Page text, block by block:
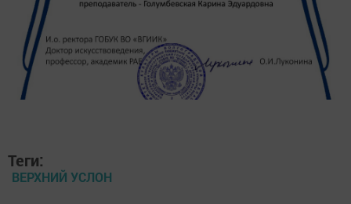
Теги:
ВЕРХНИЙ УСЛОН